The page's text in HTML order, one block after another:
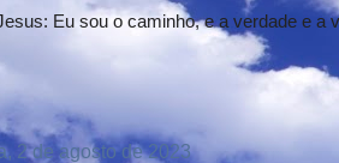
Eu sou o caminho, e a verdade e a
2 de agosto de 2023